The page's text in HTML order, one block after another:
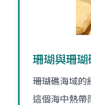
珊瑚與珊瑚
珊瑚礁海域的
這個海中熱帶